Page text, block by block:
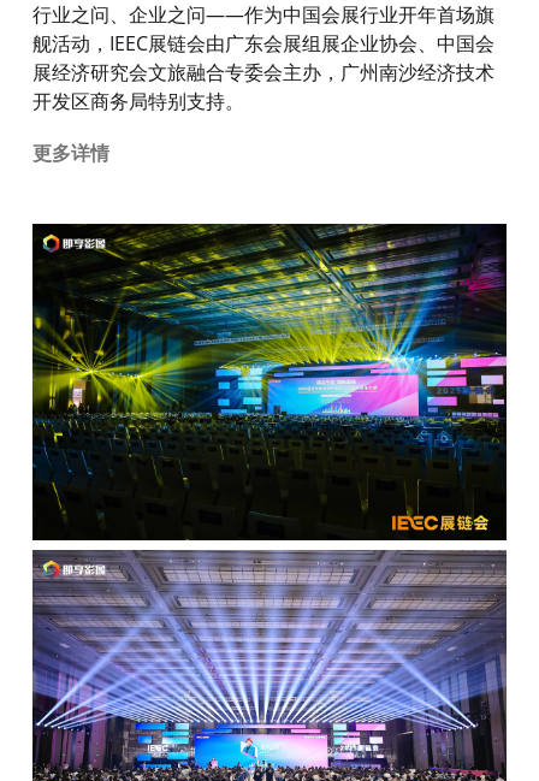
行业之问、企业之问——作为中国会展行业开年首场旗
舰活动，IEEC展链会由广东会展组展企业协会、中国会
展经济研究会文旅融合专委会主办，广州南沙经济技术
开发区商务局特别支持。
更多详情